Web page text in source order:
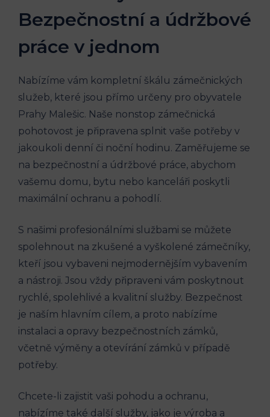
Bezpečnostní a údržbové
práce v jednom
Nabízíme vám kompletní škálu zámečnických
služeb, které jsou přímo určeny pro obyvatele
Prahy Malešic. Naše nonstop zámečnická
pohotovost je připravena splnit vaše potřeby v
jakoukoli denní či noční hodinu. Zaměřujeme se
na bezpečnostní a údržbové práce, abychom
vašemu domu, bytu nebo kanceláři poskytli
maximální ochranu a pohodlí.
S našimi profesionálními službami se můžete
spolehnout na zkušené a vyškolené zámečníky,
kteří jsou vybaveni nejmodernějším vybavením
a nástroji. Jsou vždy připraveni vám poskytnout
rychlé, spolehlivé a kvalitní služby. Bezpečnost
je naším hlavním cílem, a proto nabízíme
instalaci a opravy bezpečnostních zámků,
včetně výměny a otevírání zámků v případě
potřeby.
Chcete-li zajistit vaši pohodu a ochranu,
nabízíme také další služby, jako je výroba a